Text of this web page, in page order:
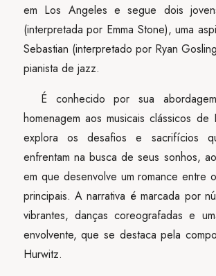
em Los Angeles e segue dois
(interpretada por Emma Stone), uma
Sebastian (interpretado por Ryan
pianista de jazz.
É conhecido por sua
homenagem aos musicais clássicos de
explora os desafios e sacrifícios
enfrentam na busca de seus sonhos,
em que desenvolve um romance entre
principais. A narrativa é marcada por
vibrantes, danças coreografadas e
envolvente, que se destaca pela
Hurwitz.